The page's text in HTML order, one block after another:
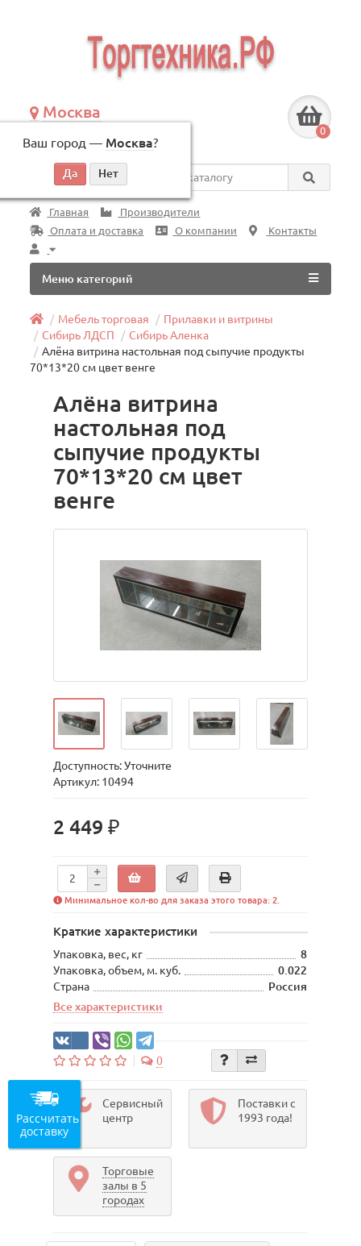
Москва
Ваш город — Москва?
по будням, с 09:00 до 18:00
0
Везде
Главная
Производители
Оплата и доставка
О компании Контакты
Меню категорий
Мебель торговая
Прилавки и витрины
Сибирь ЛДСП
Сибирь Аленка
Алёна витрина настольная под сыпучие продукты
70*13*20 см цвет венге
Алёна витрина
настольная под
сыпучие продукты
70*13*20 см цвет
венге
Доступность: Уточните
Артикул: 10494
2 449 ₽
Минимальное кол-во для заказа этого товара: 2.
Краткие характеристики
Упаковка, вес, кг
8
Упаковка, объем, м. куб.
0.022
Страна
Россия
Все характеристики
0
Сервисный
центр
Поставки с
1993 года!
Торговые
залы в 5
городах
Рассчитать
доставку